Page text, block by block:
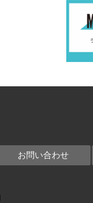
お問い合わせ